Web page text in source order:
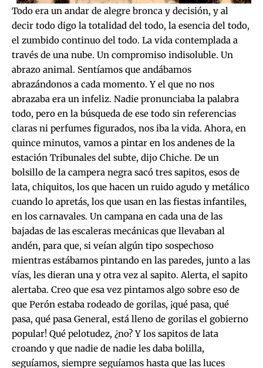
Todo era un andar de alegre bronca y decisión, y al
decir todo digo la totalidad del todo, la esencia del todo,
el zumbido continuo del todo. La vida contemplada a
través de una nube. Un compromiso indisoluble. Un
abrazo animal. Sentíamos que andábamos
abrazándonos a cada momento. Y el que no nos
abrazaba era un infeliz. Nadie pronunciaba la palabra
todo, pero en la búsqueda de ese todo sin referencias
claras ni perfumes figurados, nos iba la vida. Ahora, en
quince minutos, vamos a pintar en los andenes de la
estación Tribunales del subte, dijo Chiche. De un
bolsillo de la campera negra sacó tres sapitos, esos de
lata, chiquitos, los que hacen un ruido agudo y metálico
cuando lo apretás, los que usan en las fiestas infantiles,
en los carnavales. Un campana en cada una de las
bajadas de las escaleras mecánicas que llevaban al
andén, para que, si veían algún tipo sospechoso
mientras estábamos pintando en las paredes, junto a las
vías, les dieran una y otra vez al sapito. Alerta, el sapito
alertaba. Creo que esa vez pintamos algo sobre eso de
que Perón estaba rodeado de gorilas, ¡qué pasa, qué
pasa, qué pasa General, está lleno de gorilas el gobierno
popular! Qué pelotudez, ¿no? Y los sapitos de lata
croando y que nadie de nadie les daba bolilla,
seguíamos, siempre seguíamos hasta que las luces